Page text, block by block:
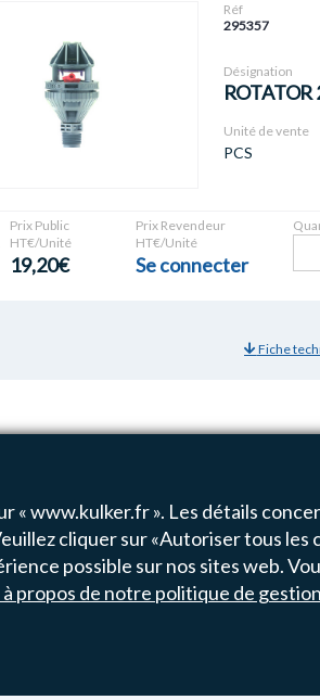
Réf
295357
Désignation
Unité de vente
PCS
Prix Public
HT€/Unité
19,20€
Prix Revendeur
HT€/Unité
Se connecter
Fiche
1-2 sur 2résultats
« www.kulker.fr ». Les détails
cliquer sur «Autoriser tous
possible sur nos sites web.
à propos de notre politique de